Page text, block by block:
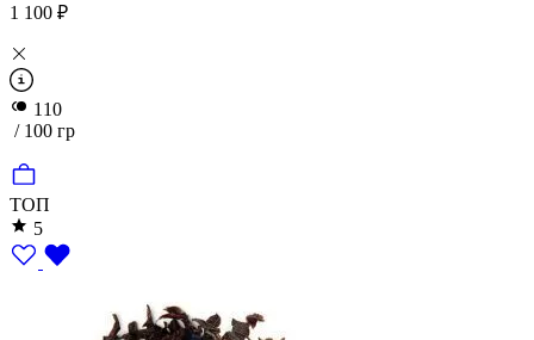
1 100 ₽
110
/ 100 гр
ТОП
5